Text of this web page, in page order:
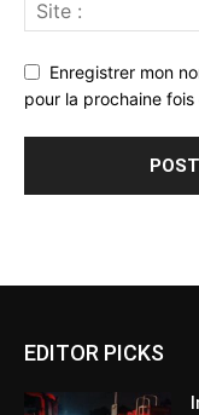
Enregistrer mon
pour la prochaine
EDITOR PICKS